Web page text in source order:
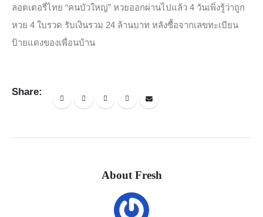
ลอตเตอรี่ไทย “คนบัวใหญ่” หวยออกผ่านไปแล้ว 4 วันเพิ่งรู้ว่าถูก
หวย 4 ใบรวด รับเงินรวม 24 ล้านบาท หลังซื้อจากเลขทะเบียน
ป้ายแดงของเพื่อนบ้าน
Share:
About Fresh